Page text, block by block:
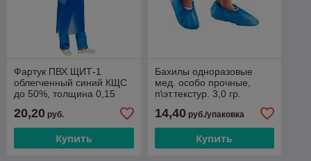
Фартук ПВХ ЩИТ-1
облегченный синий КЩС
до 50%, толщина 0,15
(ФАР001)
20,20 руб.
Купить
Бахилы одноразовые
мед. особо прочные,
п\эт.текстур. 3,0 гр.
14,40руб./упаковка
Купить